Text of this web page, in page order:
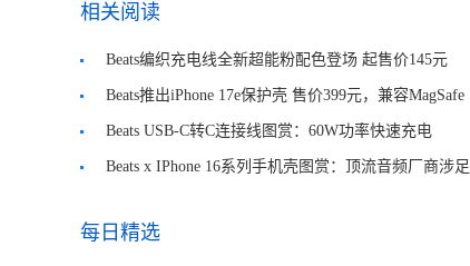
相关阅读
Beats编织充电线全新超能粉配色登场 起售价145元
Beats推出iPhone 17e保护壳 售价399元，兼容MagSafe
Beats USB-C转C连接线图赏：60W功率快速充电
Beats x IPhone 16系列手机壳图赏：顶流音频厂商涉足
每日精选